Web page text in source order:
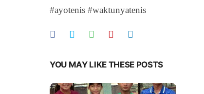
#ayotenis #waktunyatenis
YOU MAY LIKE THESE POSTS